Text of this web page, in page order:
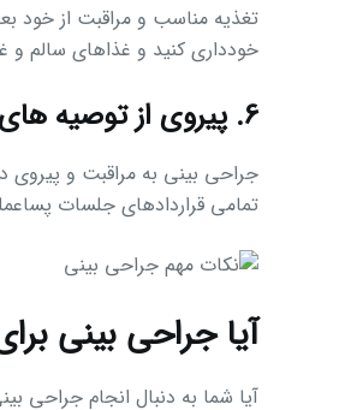
تغذیه مناسب و مراقبت از خود
خودداری کنید و غذاهای سالم
6. پیروی از توصیه های پزشک
جراحی بینی به مراقبت و پیروی
تمامی قراردادهای جلسات
آیا جراحی بینی
آیا شما به دنبال انجام جراحی